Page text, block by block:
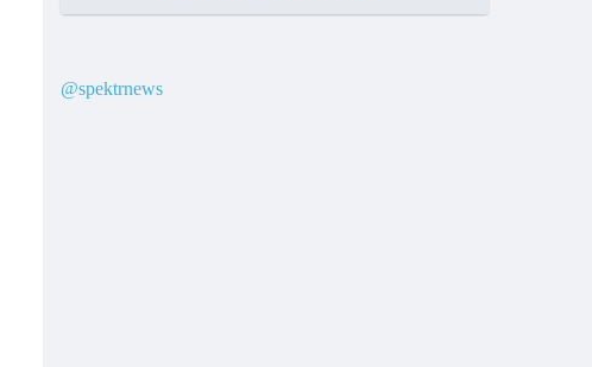
@spektrnews